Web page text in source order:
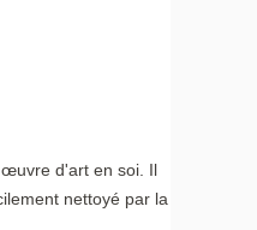
œuvre d'art en soi. Il
nettoyé par la